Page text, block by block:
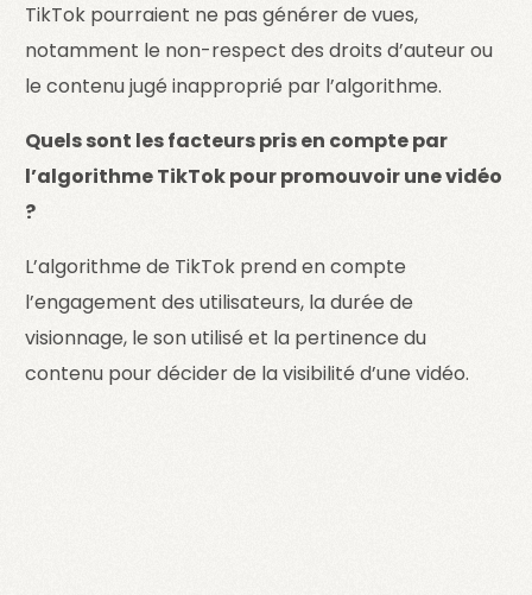
TikTok pourraient ne pas générer de vues,
notamment le non-respect des droits d’auteur ou
le contenu jugé inapproprié par l’algorithme.
Quels sont les facteurs pris en compte par
l’algorithme TikTok pour promouvoir une vidéo
?
L’algorithme de TikTok prend en compte
l’engagement des utilisateurs, la durée de
visionnage, le son utilisé et la pertinence du
contenu pour décider de la visibilité d’une vidéo.